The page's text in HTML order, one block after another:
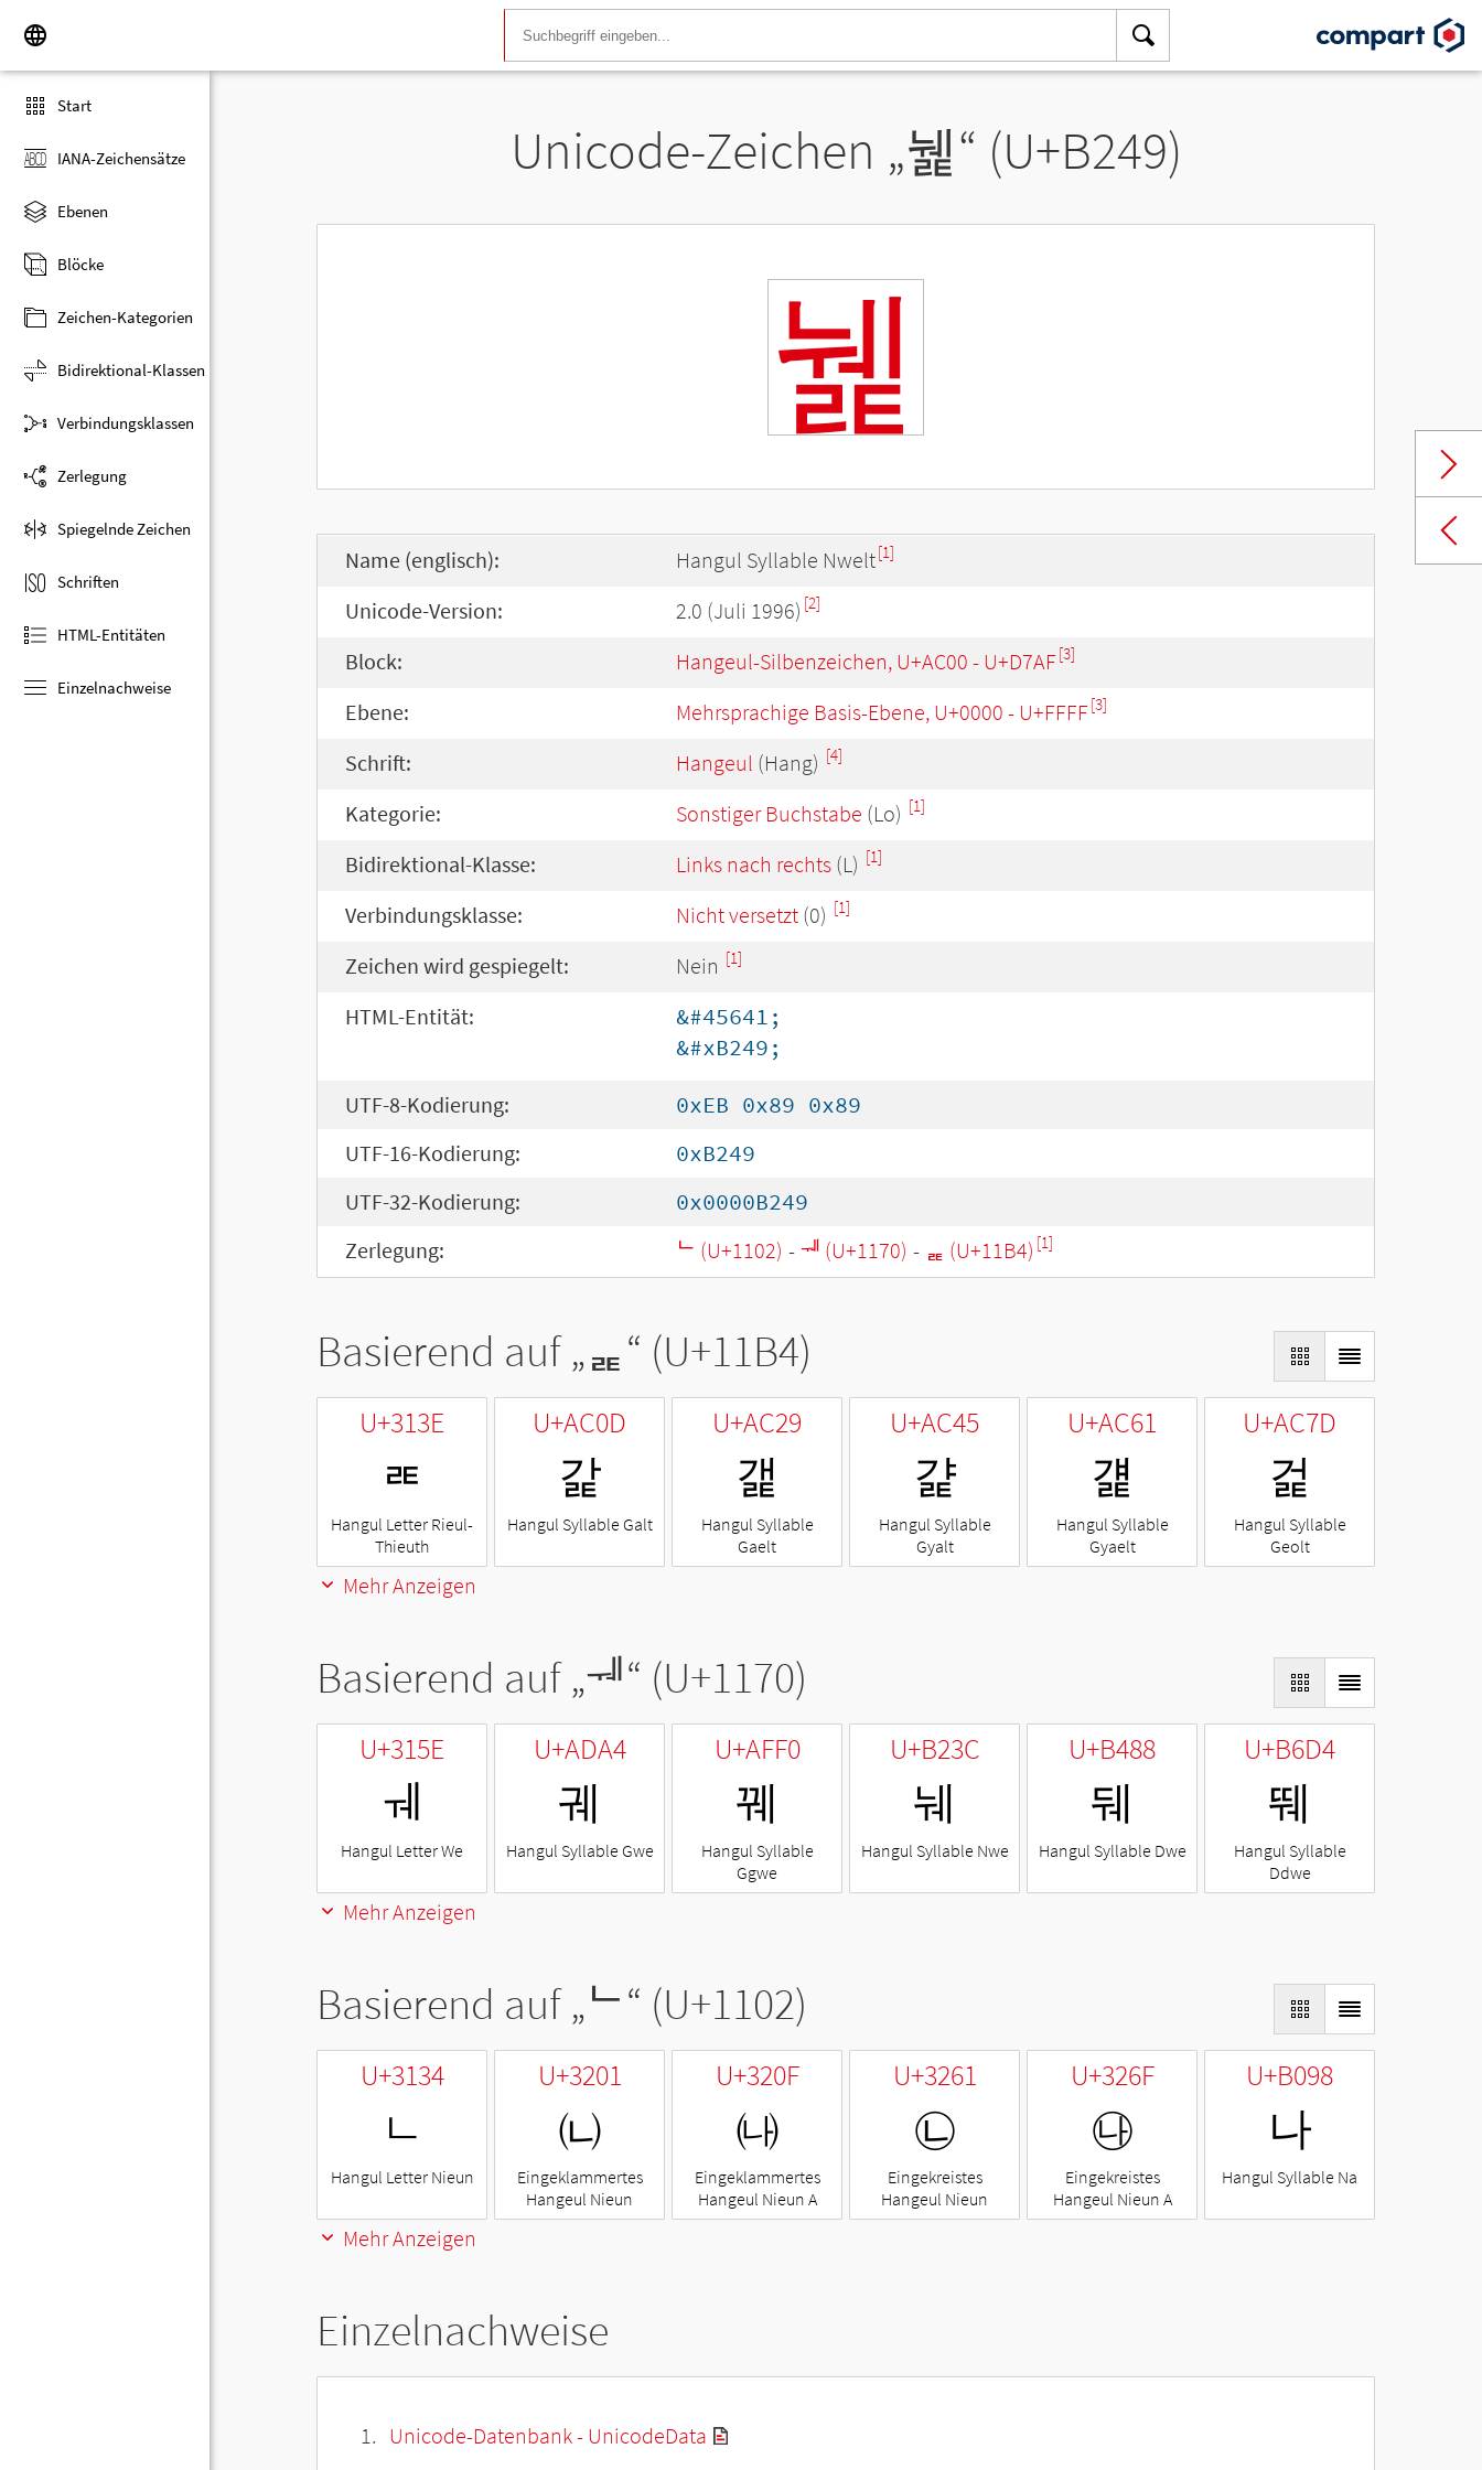
Start
IANA-Zeichensätze
Ebenen
Blöcke
Zeichen-Kategorien
Bidirektional-Klassen
Verbindungsklassen
Zerlegung
Spiegelnde Zeichen
Schriften
HTML-Entitäten
Einzelnachweise
Unicode-Zeichen „뉉“ (U+B249)
뉉
Name (englisch): Hangul Syllable Nwelt[1]
Unicode-Version: 2.0 (Juli 1996) [2]
Block: Hangeul-Silbenzeichen, U+AC00 - U+D7AF[3]
Ebene: Mehrsprachige Basis-Ebene, U+0000 - U+FFFF[3]
Schrift: Hangeul (Hang) [4]
Kategorie: Sonstiger Buchstabe (Lo) [1]
Bidirektional-Klasse: Links nach rechts (L) [1]
Verbindungsklasse: Nicht versetzt (0) [1]
Zeichen wird gespiegelt: Nein [1]
HTML-Entität:
&#45641;
&#xB249;
UTF-8-Kodierung:
0xEB 0x89 0x89
UTF-16-Kodierung:
0xB249
UTF-32-Kodierung:
0x0000B249
Zerlegung:
ᄂ (U+1102) - ᅰ (U+1170) - ᆴ (U+11B4) [1]
Basierend auf „ᆴ“ (U+11B4)
U+313E
ㄾ
Hangul Letter Rieul-
Thieuth
U+AC0D
갍
Hangul Syllable Galt
U+AC29
갩
Hangul Syllable
Gaelt
U+AC45
걅
Hangul Syllable
Gyalt
U+AC61
걡
Hangul Syllable
Gyaelt
U+AC7D
걽
Hangul Syllable
Geolt
Mehr Anzeigen
Basierend auf „ᅰ“ (U+1170)
U+315E
ㅞ
Hangul Letter We
U+ADA4
궤
Hangul Syllable Gwe
U+AFF0
꿰
Hangul Syllable
Ggwe
U+B23C
눼
Hangul Syllable Nwe
U+B488
뒈
Hangul Syllable Dwe
U+B6D4
뛔
Hangul Syllable
Ddwe
Mehr Anzeigen
Basierend auf „ᄂ“ (U+1102)
U+3134
ㄴ
Hangul Letter Nieun
U+3201
㈁
Eingeklammertes
Hangeul Nieun
U+320F
㈏
Eingeklammertes
Hangeul Nieun A
U+3261
㉡
Eingekreistes
Hangeul Nieun
U+326F
㉯
Eingekreistes
Hangeul Nieun A
U+B098
나
Hangul Syllable Na
Mehr Anzeigen
Einzelnachweise
Unicode-Datenbank - UnicodeData